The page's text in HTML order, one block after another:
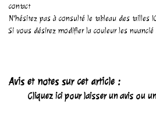
contact
N'hésitez pas à consulté le tableau des tailles
Si vous désirez modifier la couleur les
Avis et notes sur cet article :
Cliquez ici pour laisser un avis ou